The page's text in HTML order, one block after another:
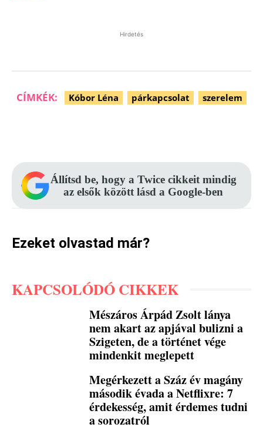
Hirdetés
CÍMKÉK: Kóbor Léna párkapcsolat szerelem
Állítsd be, hogy a Twice cikkeit mindig
az elsők között lásd a Google-ben
Ezeket olvastad már?
KAPCSOLÓDÓ CIKKEK
Mészáros Árpád Zsolt lánya
nem akart az apjával bulizni a
Szigeten, de a történet vége
mindenkit meglepett
Megérkezett a Száz év magány
második évada a Netflixre: 7
érdekesség, amit érdemes tudni
a sorozatról